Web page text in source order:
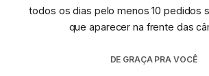
todos os dias pelo menos 10 pedidos
que aparecer na frente das
DE GRAÇA PRA VOCÊ